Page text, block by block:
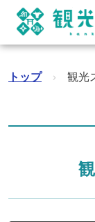
トップ › 観光